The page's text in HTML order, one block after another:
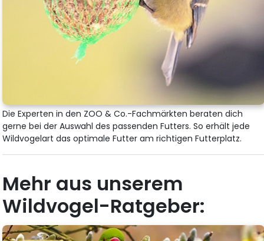
Die Experten in den ZOO & Co.-Fachmärkten beraten dich
gerne bei der Auswahl des passenden Futters. So erhält jede
Wildvogelart das optimale Futter am richtigen Futterplatz.
Mehr aus unserem
Wildvogel-Ratgeber: